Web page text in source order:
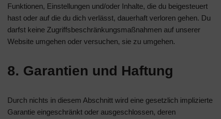
Funktionen, Einstellungen und/oder Inhalte, die du beigesteuert
hast oder auf die du dich verlässt, dauerhaft verloren gehen. Du
darfst keine Zugriffsbeschränkungsmaßnahmen auf unserer
Website umgehen oder versuchen, sie zu umgehen.
8. Garantien und Haftung
Durch nichts in diesem Abschnitt wird eine gesetzlich implizierte
Garantie eingeschränkt oder ausgeschlossen, deren